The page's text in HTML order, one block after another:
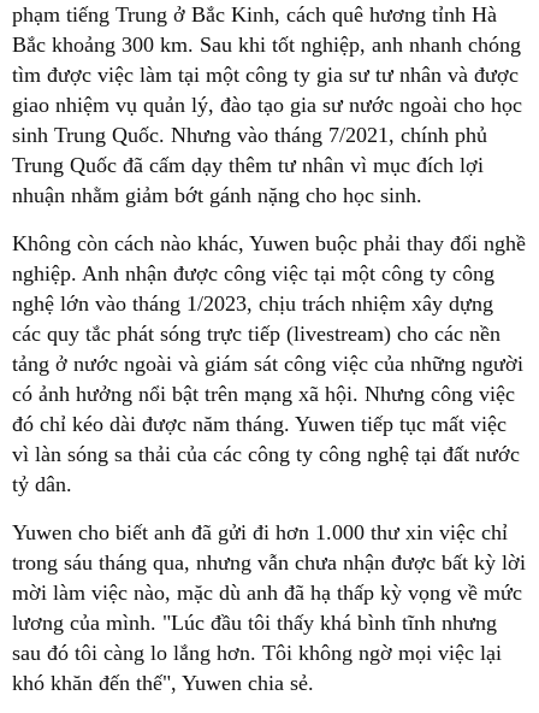
phạm tiếng Trung ở Bắc Kinh, cách quê hương tỉnh Hà
Bắc khoảng 300 km. Sau khi tốt nghiệp, anh nhanh chóng
tìm được việc làm tại một công ty gia sư tư nhân và được
giao nhiệm vụ quản lý, đào tạo gia sư nước ngoài cho học
sinh Trung Quốc. Nhưng vào tháng 7/2021, chính phủ
Trung Quốc đã cấm dạy thêm tư nhân vì mục đích lợi
nhuận nhằm giảm bớt gánh nặng cho học sinh.
Không còn cách nào khác, Yuwen buộc phải thay đổi nghề
nghiệp. Anh nhận được công việc tại một công ty công
nghệ lớn vào tháng 1/2023, chịu trách nhiệm xây dựng
các quy tắc phát sóng trực tiếp (livestream) cho các nền
tảng ở nước ngoài và giám sát công việc của những người
có ảnh hưởng nổi bật trên mạng xã hội. Nhưng công việc
đó chỉ kéo dài được năm tháng. Yuwen tiếp tục mất việc
vì làn sóng sa thải của các công ty công nghệ tại đất nước
tỷ dân.
Yuwen cho biết anh đã gửi đi hơn 1.000 thư xin việc chỉ
trong sáu tháng qua, nhưng vẫn chưa nhận được bất kỳ lời
mời làm việc nào, mặc dù anh đã hạ thấp kỳ vọng về mức
lương của mình. "Lúc đầu tôi thấy khá bình tĩnh nhưng
sau đó tôi càng lo lắng hơn. Tôi không ngờ mọi việc lại
khó khăn đến thế", Yuwen chia sẻ.